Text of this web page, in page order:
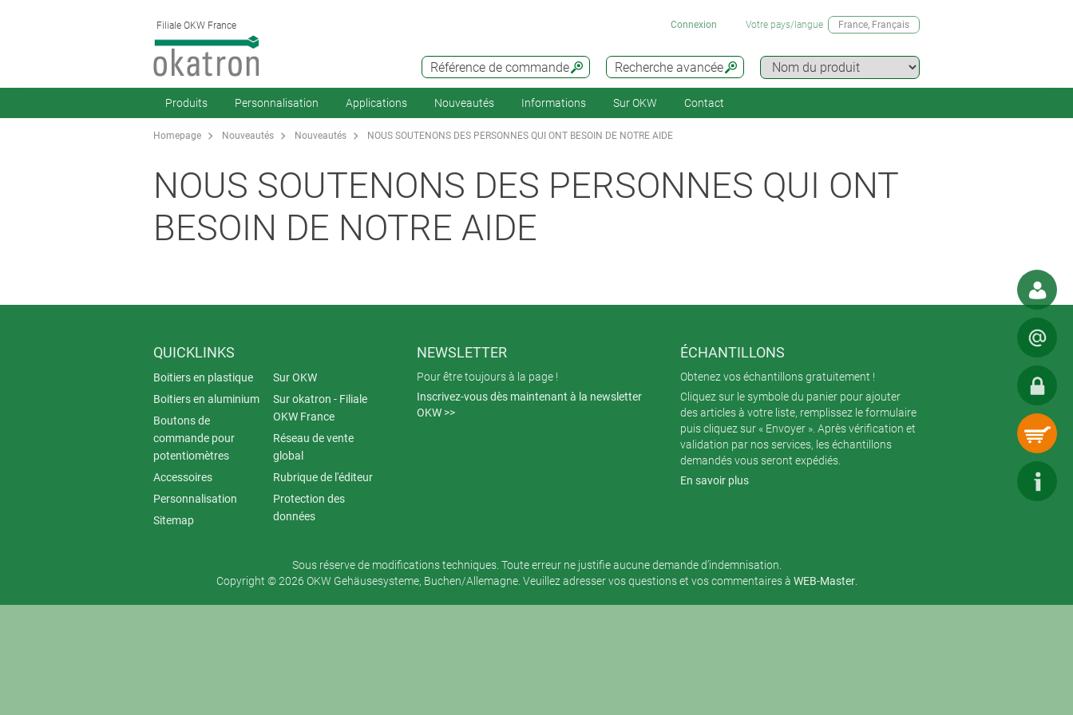
Filiale OKW France
Recherche avancée
Référence de commande
Connexion Votre pays/langue France, Français
Produits Personnalisation Applications Nouveautés Informations Sur OKW Contact
Homepage Nouveautés Nouveautés NOUS SOUTENONS DES PERSONNES QUI ONT BESOIN DE NOTRE AIDE
NOUS SOUTENONS DES PERSONNES QUI ONT
BESOIN DE NOTRE AIDE
QUICKLINKS
Boitiers en plastique
Boitiers en aluminium
Boutons de
commande pour
potentiomètres
Accessoires
Personnalisation
Sitemap
Sur OKW
Sur okatron - Filiale
OKW France
Réseau de vente
global
Rubrique de l'éditeur
Protection des
données
NEWSLETTER
Pour être toujours à la page !
Inscrivez-vous dès maintenant à la newsletter
OKW >>
ÉCHANTILLONS
Obtenez vos échantillons gratuitement !
Cliquez sur le symbole du panier pour ajouter
des articles à votre liste, remplissez le formulaire
puis cliquez sur « Envoyer ». Après vérification et
validation par nos services, les échantillons
demandés vous seront expédiés.
En savoir plus
Sous réserve de modifications techniques. Toute erreur ne justifie aucune demande d’indemnisation.
Copyright © 2026 OKW Gehäusesysteme, Buchen/Allemagne. Veuillez adresser vos questions et vos commentaires à WEB-Master.